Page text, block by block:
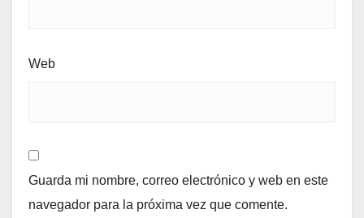
Web
Guarda mi nombre, correo electrónico y web en este
navegador para la próxima vez que comente.